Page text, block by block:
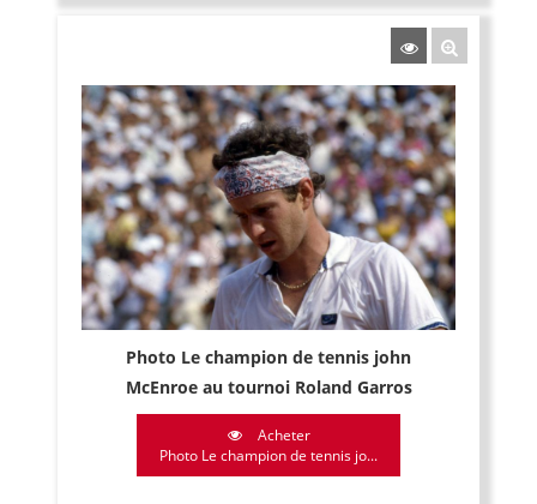
Photo Le champion de tennis john
McEnroe au tournoi Roland Garros
Acheter
Photo Le champion de tennis jo...